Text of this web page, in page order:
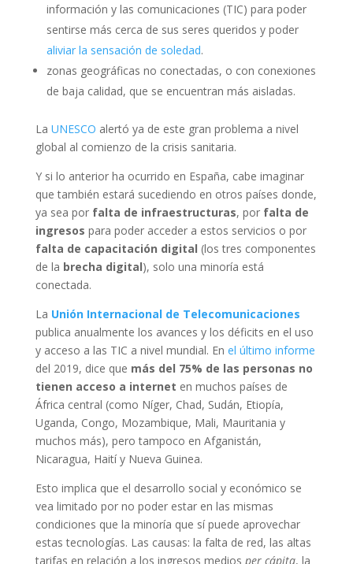
información y las comunicaciones (TIC) para poder
sentirse más cerca de sus seres queridos y poder
aliviar la sensación de soledad.
zonas geográficas no conectadas, o con conexiones
de baja calidad, que se encuentran más aisladas.
La UNESCO alertó ya de este gran problema a nivel
global al comienzo de la crisis sanitaria.
Y si lo anterior ha ocurrido en España, cabe imaginar
que también estará sucediendo en otros países donde,
ya sea por falta de infraestructuras, por falta de
ingresos para poder acceder a estos servicios o por
falta de capacitación digital (los tres componentes
de la brecha digital), solo una minoría está
conectada.
La Unión Internacional de Telecomunicaciones
publica anualmente los avances y los déficits en el uso
y acceso a las TIC a nivel mundial. En el último informe
del 2019, dice que más del 75% de las personas no
tienen acceso a internet en muchos países de
África central (como Níger, Chad, Sudán, Etiopía,
Uganda, Congo, Mozambique, Mali, Mauritania y
muchos más), pero tampoco en Afganistán,
Nicaragua, Haití y Nueva Guinea.
Esto implica que el desarrollo social y económico se
vea limitado por no poder estar en las mismas
condiciones que la minoría que sí puede aprovechar
estas tecnologías. Las causas: la falta de red, las altas
tarifas en relación a los ingresos medios per cápita, la